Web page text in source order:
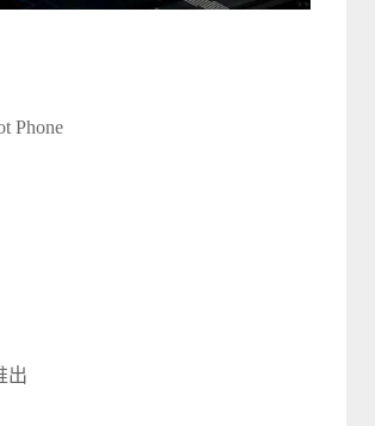
Phone
出